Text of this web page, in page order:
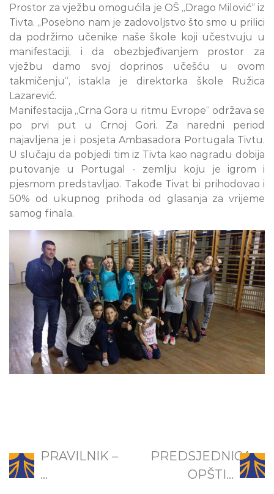
Prostor za vježbu omogućila je OŠ „Drago Milović“ iz
Tivta. „Posebno nam je zadovoljstvo što smo u prilici
da podržimo učenike naše škole koji učestvuju u
manifestaciji, i da obezbjeđivanjem prostor za
vježbu damo svoj doprinos učešću u ovom
takmičenju“, istakla je direktorka škole Ružica
Lazarević.
Manifestacija „Crna Gora u ritmu Evrope“ održava se
po prvi put u Crnoj Gori. Za naredni period
najavljena je i posjeta Ambasadora Portugala Tivtu.
U slučaju da pobjedi tim iz Tivta kao nagradu dobija
putovanje u Portugal - zemlju koju je igrom i
pjesmom predstavljao. Takođe Tivat bi prihodovao i
50% od ukupnog prihoda od glasanja za vrijeme
samog finala.
PRAVILNIK –
...
PREDSJEDNICA
OPŠTI...